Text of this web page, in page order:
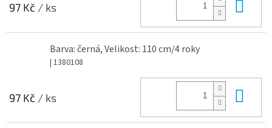
97 Kč / ks
Barva: černá, Velikost: 110 cm/4 roky
| 1380108
97 Kč / ks